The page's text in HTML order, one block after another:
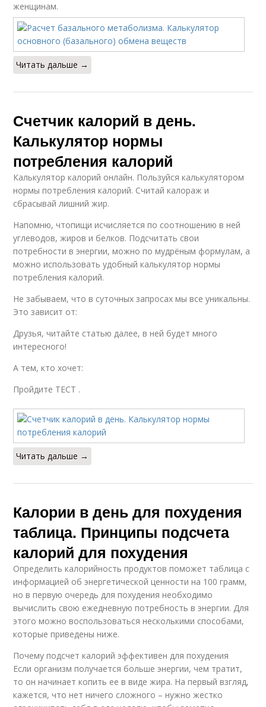
женщинам.
Читать дальше →
Счетчик калорий в день.
Калькулятор нормы
потребления калорий
Калькулятор калорий онлайн. Пользуйся калькулятором
нормы потребления калорий. Считай калораж и
сбрасывай лишний жир.
Напомню, чтопищи исчисляется по соотношению в ней
углеводов, жиров и белков. Подсчитать свои
потребности в энергии, можно по мудрёным формулам, а
можно использовать удобный калькулятор нормы
потребления калорий.
Не забываем, что в суточных запросах мы все уникальны.
Это зависит от:
Друзья, читайте статью далее, в ней будет много
интересного!
А тем, кто хочет:
Пройдите ТЕСТ .
Читать дальше →
Калории в день для похудения
таблица. Принципы подсчета
калорий для похудения
Определить калорийность продуктов поможет таблица с
информацией об энергетической ценности на 100 грамм,
но в первую очередь для похудения необходимо
вычислить свою ежедневную потребность в энергии. Для
этого можно воспользоваться несколькими способами,
которые приведены ниже.
Почему подсчет калорий эффективен для похудения
Если организм получается больше энергии, чем тратит,
то он начинает копить ее в виде жира. На первый взгляд,
кажется, что нет ничего сложного – нужно жестко